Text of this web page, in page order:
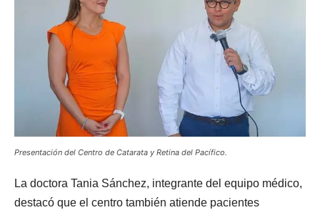
Presentación del Centro de Catarata y Retina del Pacífico.
La doctora Tania Sánchez, integrante del equipo médico,
destacó que el centro también atiende pacientes